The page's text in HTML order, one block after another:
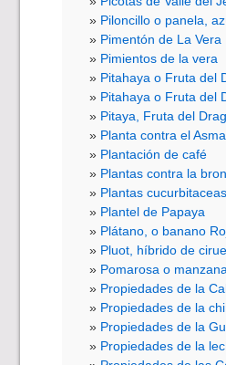
Piloncillo o panela,
Pimentón de La Vera
Pimientos de la vera
Pitahaya o Fruta del
Pitahaya o Fruta del
Pitaya, Fruta del
Planta contra el Asma
Plantación de café
Plantas contra la
Plantas cucurbitaceas
Plantel de Papaya
Plátano, o banano
Pluot, híbrido de
Pomarosa o
Propiedades de la
Propiedades de la
Propiedades de la
Propiedades de la